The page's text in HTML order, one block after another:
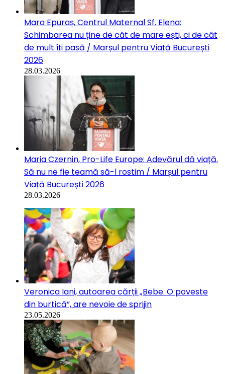
Mara Epuraș, Centrul Maternal Sf. Elena:
Schimbarea nu ține de cât de mare ești, ci de cât
de mult îți pasă / Marșul pentru Viață București
2026
28.03.2026
Maria Czernin, Pro-Life Europe: Adevărul dă viață.
Să nu ne fie teamă să-l rostim / Marșul pentru
Viață București 2026
28.03.2026
Veronica Iani, autoarea cărții „Bebe. O poveste
din burtică”, are nevoie de sprijin
23.05.2026